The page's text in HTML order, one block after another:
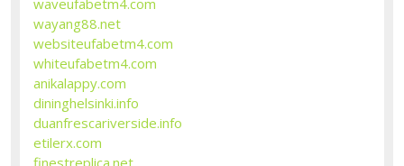
wayang88.net
websiteufabetm4.com
whiteufabetm4.com
anikalappy.com
dininghelsinki.info
duanfrescariverside.info
etilerx.com
finestreplica.net